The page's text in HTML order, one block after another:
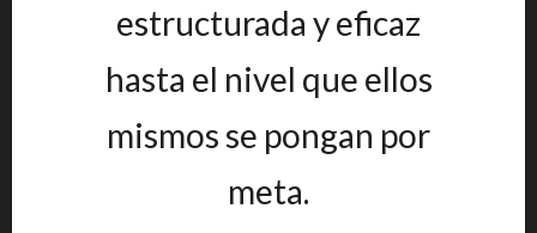
estructurada y eficaz
hasta el nivel que ellos
mismos se pongan por
meta.